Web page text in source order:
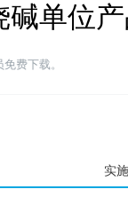
碱单位
费下载。
实